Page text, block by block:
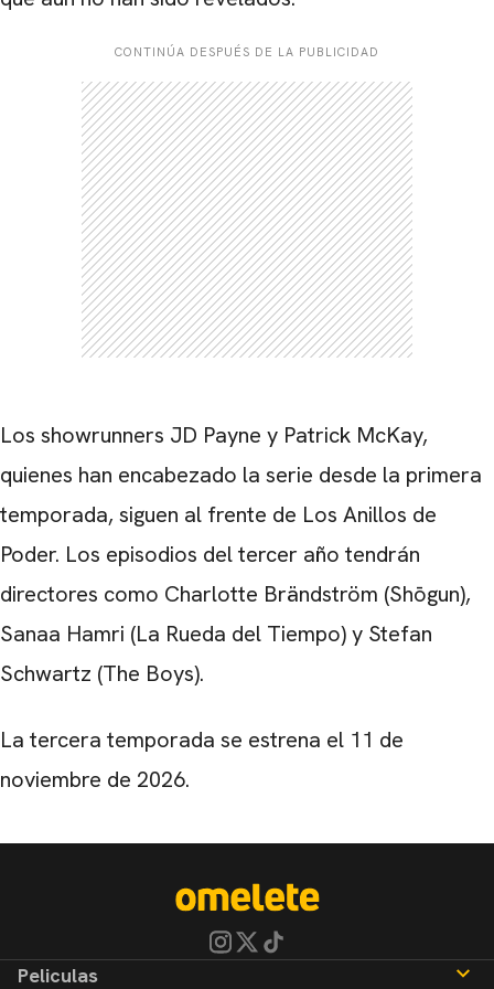
CONTINÚA DESPUÉS DE LA PUBLICIDAD
Los showrunners JD Payne y Patrick McKay,
quienes han encabezado la serie desde la primera
temporada, siguen al frente de Los Anillos de
Poder. Los episodios del tercer año tendrán
directores como Charlotte Brändström (Shōgun),
Sanaa Hamri (La Rueda del Tiempo) y Stefan
Schwartz (The Boys).
La tercera temporada se estrena el 11 de
noviembre de 2026.
Peliculas